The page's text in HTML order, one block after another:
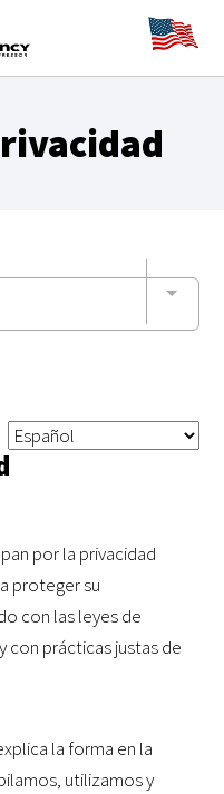
por la privacidad
proteger su
con las leyes de
con prácticas justas de
la forma en la
utilizamos y